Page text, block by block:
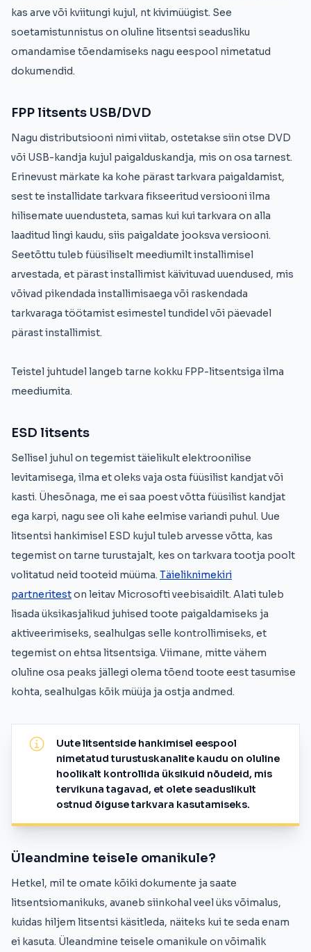
kas arve või kviitungi kujul, nt kivimüügist. See
soetamistunnistus on oluline litsentsi seadusliku
omandamise tõendamiseks nagu eespool nimetatud
dokumendid.
FPP litsents USB/DVD
Nagu distributsiooni nimi viitab, ostetakse siin otse DVD
või USB-kandja kujul paigalduskandja, mis on osa tarnest.
Erinevust märkate ka kohe pärast tarkvara paigaldamist,
sest te installidate tarkvara fikseeritud versiooni ilma
hilisemate uuendusteta, samas kui kui tarkvara on alla
laaditud lingi kaudu, siis paigaldate jooksva versiooni.
Seetõttu tuleb füüsiliselt meediumilt installimisel
arvestada, et pärast installimist käivituvad uuendused, mis
võivad pikendada installimisaega või raskendada
tarkvaraga töötamist esimestel tundidel või päevadel
pärast installimist.
Teistel juhtudel langeb tarne kokku FPP-litsentsiga ilma
meediumita.
ESD litsents
Sellisel juhul on tegemist täielikult elektroonilise
levitamisega, ilma et oleks vaja osta füüsilist kandjat või
kasti. Ühesõnaga, me ei saa poest võtta füüsilist kandjat
ega karpi, nagu see oli kahe eelmise variandi puhul. Uue
litsentsi hankimisel ESD kujul tuleb arvesse võtta, kas
tegemist on tarne turustajalt, kes on tarkvara tootja poolt
volitatud neid tooteid müüma. Täieliknimekiri
partneriteston leitav Microsofti veebisaidilt. Alati tuleb
lisada üksikasjalikud juhised toote paigaldamiseks ja
aktiveerimiseks, sealhulgas selle kontrollimiseks, et
tegemist on ehtsa litsentsiga. Viimane, mitte vähem
oluline osa peaks jällegi olema tõend toote eest tasumise
kohta, sealhulgas kõik müüja ja ostja andmed.
Uute litsentside hankimisel eespool
nimetatud turustuskanalite kaudu on oluline
hoolikalt kontrollida üksikuid nõudeid, mis
tervikuna tagavad, et olete seaduslikult
ostnud õiguse tarkvara kasutamiseks.
Üleandmine teisele omanikule?
Hetkel, mil te omate kõiki dokumente ja saate
litsentsiomanikuks, avaneb siinkohal veel üks võimalus,
kuidas hiljem litsentsi käsitleda, näiteks kui te seda enam
ei kasuta. Üleandmine teisele omanikule on võimalik